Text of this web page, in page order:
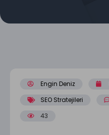
Engin Deniz
SEO Stratejileri
43